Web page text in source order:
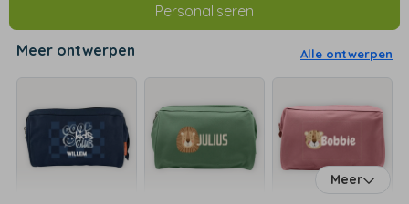
Personaliseren
Meer ontwerpen Alle ontwerpen
Meer